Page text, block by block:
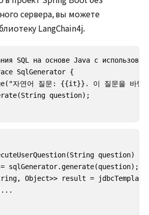
сервера, вы можете
LangChain4j.
SQL на основе Java с
SqlGenerator {
자연어 질문: {{it}}. 이 질문을 바탕
question);
question) {
sqlGenerator.generate(question);
Object>> result =